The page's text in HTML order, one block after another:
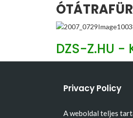
DZS-Z.HU -
Privacy Policy
A weboldal teljes